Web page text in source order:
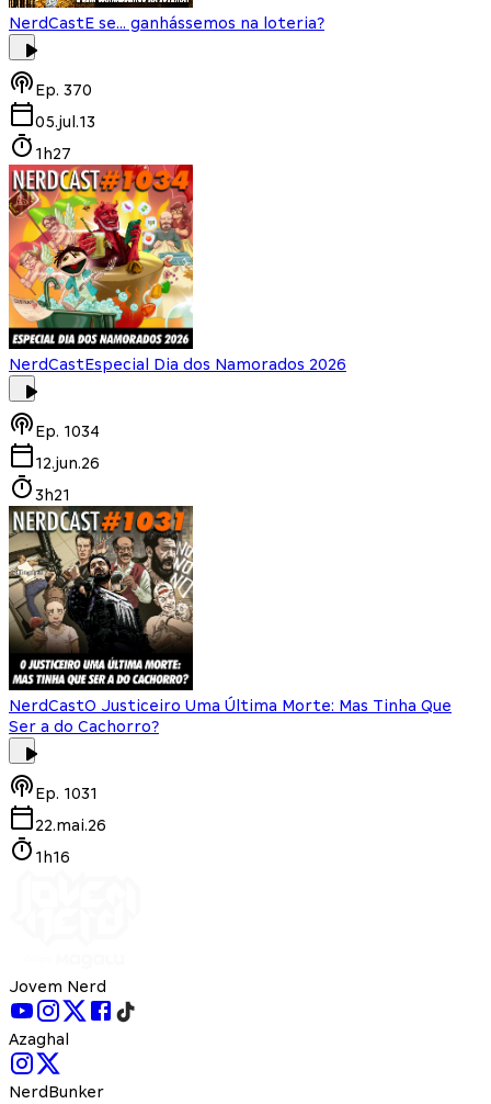
NerdCastE se... ganhássemos na loteria?
Ep. 370
05.jul.13
1h27
NerdCastEspecial Dia dos Namorados 2026
Ep. 1034
12.jun.26
3h21
NerdCastO Justiceiro Uma Última Morte: Mas Tinha Que
Ser a do Cachorro?
Ep. 1031
22.mai.26
1h16
Jovem Nerd
Azaghal
NerdBunker